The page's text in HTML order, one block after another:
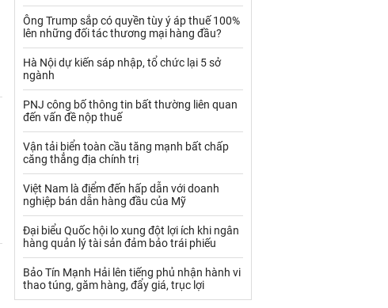
Nhựa - Hạt nhựa
Palladium Phân bón
Sữa
Than
Thủy hải sản khác Tôm
Vàng
VLXD khác Xăng dầu
Xi măng - Clynker
Ông Trump sắp có quyền tùy ý áp thuế 100%
lên những đối tác thương mại hàng đầu?
Hà Nội dự kiến sáp nhập, tổ chức lại 5 sở
ngành
PNJ công bố thông tin bất thường liên quan
đến vấn đề nộp thuế
Vận tải biển toàn cầu tăng mạnh bất chấp
căng thẳng địa chính trị
Việt Nam là điểm đến hấp dẫn với doanh
nghiệp bán dẫn hàng đầu của Mỹ
Đại biểu Quốc hội lo xung đột lợi ích khi ngân
hàng quản lý tài sản đảm bảo trái phiếu
Bảo Tín Mạnh Hải lên tiếng phủ nhận hành vi
thao túng, găm hàng, đẩy giá, trục lợi